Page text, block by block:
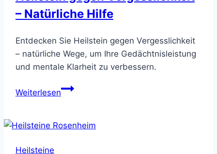
– Natürliche Hilfe
Entdecken Sie Heilstein gegen Vergesslichkeit
– natürliche Wege, um Ihre Gedächtnisleistung
und mentale Klarheit zu verbessern.
WeiterlesenHeilstein
–
Heilsteine